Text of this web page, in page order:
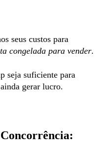
seus custos para
congelada para vender.
seja suficiente para
gerar lucro.